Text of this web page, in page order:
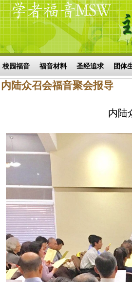
搜索表单
校园福音 福音材料 圣经追求 团体
内陆众召会福音聚会报导
内陆